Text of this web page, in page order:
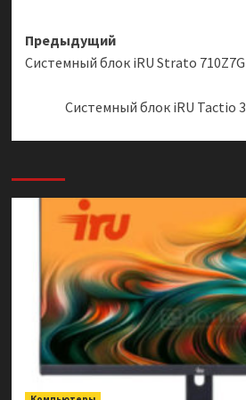
Навигация
записи
Предыдущий
Системный блок iRU Strato
Системный блок iRU Tactio